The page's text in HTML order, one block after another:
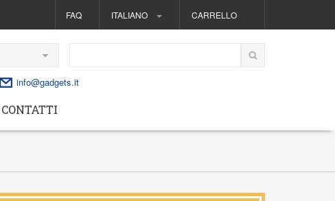
FAQ ITALIANO CARRELLO
info@gadgets.it
CONTATTI